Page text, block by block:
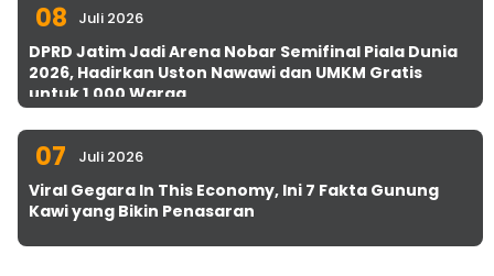
08 Juli 2026
DPRD Jatim Jadi Arena Nobar Semifinal Piala Dunia
2026, Hadirkan Uston Nawawi dan UMKM Gratis
untuk 1.000 Warga
07 Juli 2026
Viral Gegara In This Economy, Ini 7 Fakta Gunung
Kawi yang Bikin Penasaran